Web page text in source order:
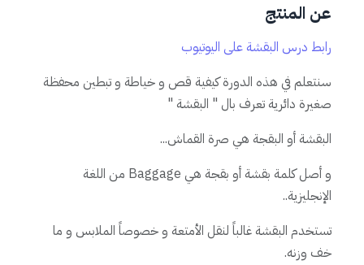
عن المنتج
رابط درس البقشة على اليوتيوب
سنتعلم في هذه الدورة كيفية قص و خياطة و تبطين محفظة
صغيرة دائرية تعرف بال " البقشة "
البقشة أو البقجة هي صرة القماش...
و أصل كلمة بقشة أو بقجة هي Baggage من اللغة
الإنجليزية..
تستخدم البقشة غالباً لنقل الأمتعة و خصوصاً الملابس و ما
خف وزنه.